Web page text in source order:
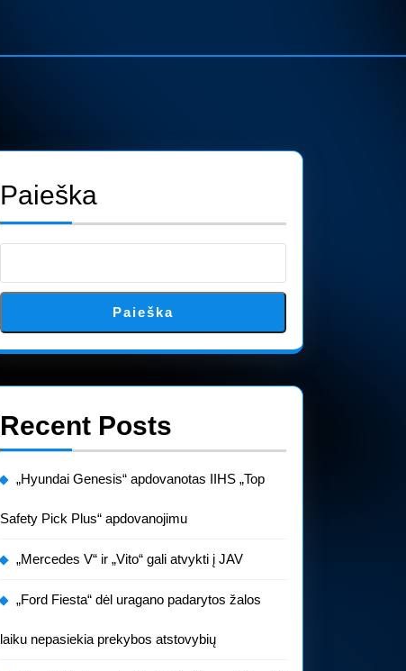
Paieška
Paieška
Recent Posts
„Hyundai Genesis“ apdovanotas IIHS „Top
Safety Pick Plus“ apdovanojimu
„Mercedes V“ ir „Vito“ gali atvykti į JAV
„Ford Fiesta“ dėl uragano padarytos žalos
laiku nepasiekia prekybos atstovybių